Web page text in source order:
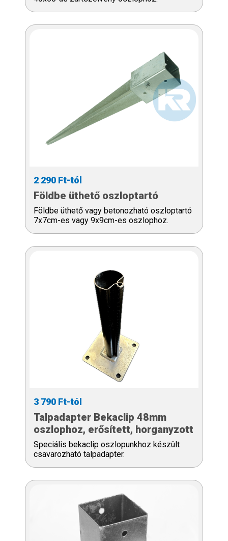
2 290 Ft-tól
Földbe üthető oszloptartó
Földbe üthető vagy betonozható oszloptartó
7x7cm-es vagy 9x9cm-es oszlophoz.
3 790 Ft-tól
Talpadapter Bekaclip 48mm
oszlophoz, erősített, horganyzott
Speciális bekaclip oszlopunkhoz készült
csavarozható talpadapter.